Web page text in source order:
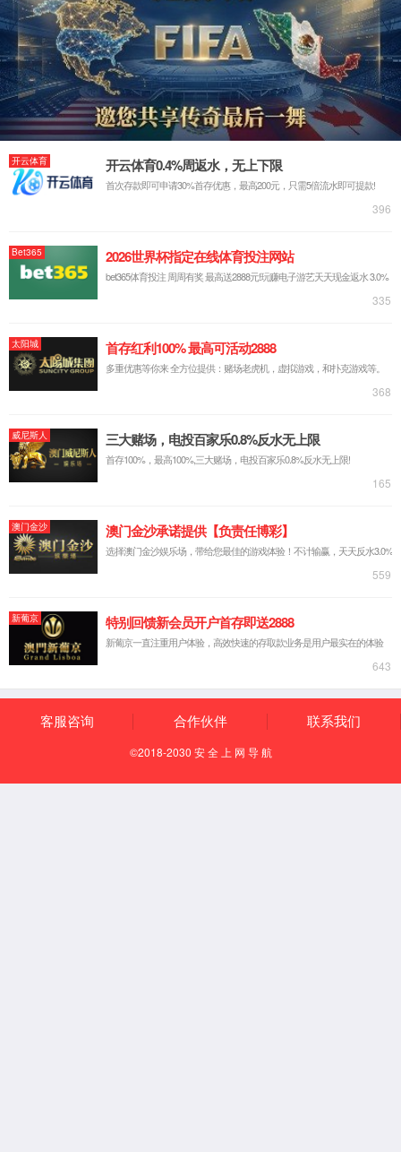
导师简介
博士生导师
张健
汪保华
许兵
姚登兵
刘东
王凯
硕士生导师
汪保华
陈艳红
张健